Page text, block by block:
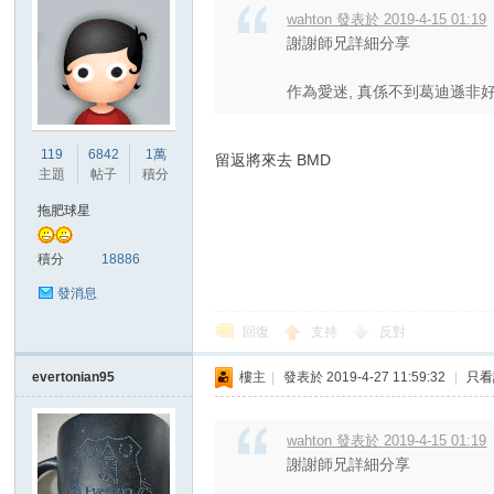
119
主題
6842
帖子
1萬
積分
拖肥球星
積分 18886
發消息
wahton 發表於 2019-4-15 01:19
謝謝師兄詳細分享
作為愛迷, 真係不到葛迪遜非
留返將來去 BMD
回復 支持 反對
evertonian95 樓主 發表於 2019-4-27 11:59:32 只
wahton 發表於 2019-4-15 01:19
謝謝師兄詳細分享